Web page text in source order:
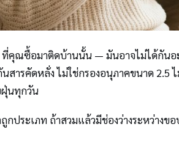
คุณซื้อมาติดบ้านนั้น — มันอาจไม่ได้กันอะ
ารคัดหลั่ง ไม่ใช่กรองอนุภาคขนาด 2.5
นทุกวัน
กประเภท ถ้าสวมแล้วมีช่องว่างระหว่าง